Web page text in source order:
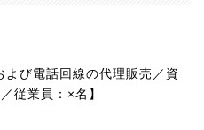
よび電話回線の代理販売／資
従業員：×名】